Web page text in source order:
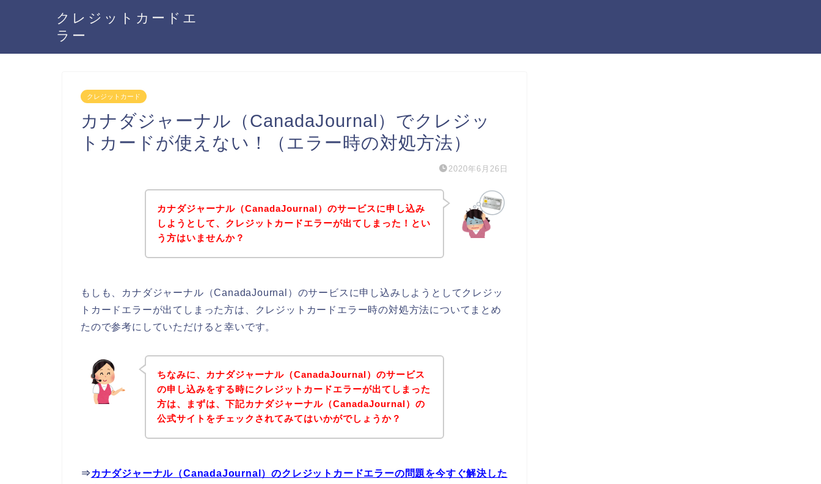
クレジットカードエ
ラー
クレジットカード
カナダジャーナル（CanadaJournal）でクレジッ
トカードが使えない！（エラー時の対処方法）
2020年6月26日
カナダジャーナル（CanadaJournal）のサービスに申し込み
しようとして、クレジットカードエラーが出てしまった！とい
う方はいませんか？
もしも、カナダジャーナル（CanadaJournal）のサービスに申し込みしようとしてクレジッ
トカードエラーが出てしまった方は、クレジットカードエラー時の対処方法についてまとめ
たので参考にしていただけると幸いです。
ちなみに、カナダジャーナル（CanadaJournal）のサービス
の申し込みをする時にクレジットカードエラーが出てしまった
方は、まずは、下記カナダジャーナル（CanadaJournal）の
公式サイトをチェックされてみてはいかがでしょうか？
⇒ カナダジャーナル（CanadaJournal）のクレジットカードエラーの問題を今すぐ解決した